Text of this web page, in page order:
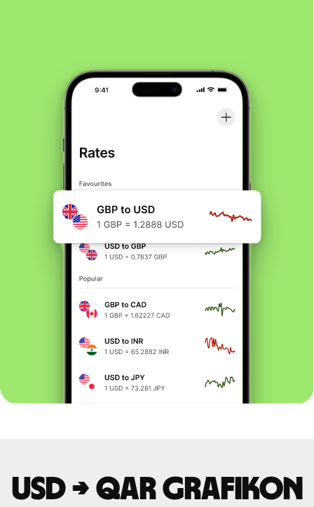
USD → QAR grafikon